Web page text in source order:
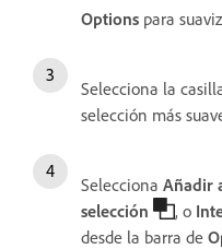
Options para
Selecciona la
selección más
Selecciona Añadir
selección
, o
desde la barra de